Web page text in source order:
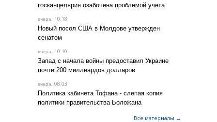
госканцелярия озабочена проблемой учета
вчера, 10:18
Новый посол США в Молдове утвержден
сенатом
вчера, 10:10
Запад с начала войны предоставил Украине
почти 200 миллиардов долларов
вчера, 08:03
Политика кабинета Тофана - слепая копия
политики правительства Боложана
Все материалы →